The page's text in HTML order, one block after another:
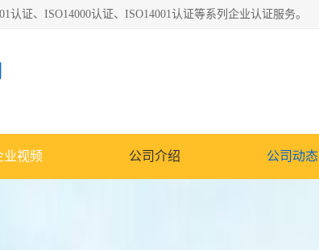
证、ISO14000认证、ISO14001认证等系列企业认证服务。
业视频 公司介绍 公司动态